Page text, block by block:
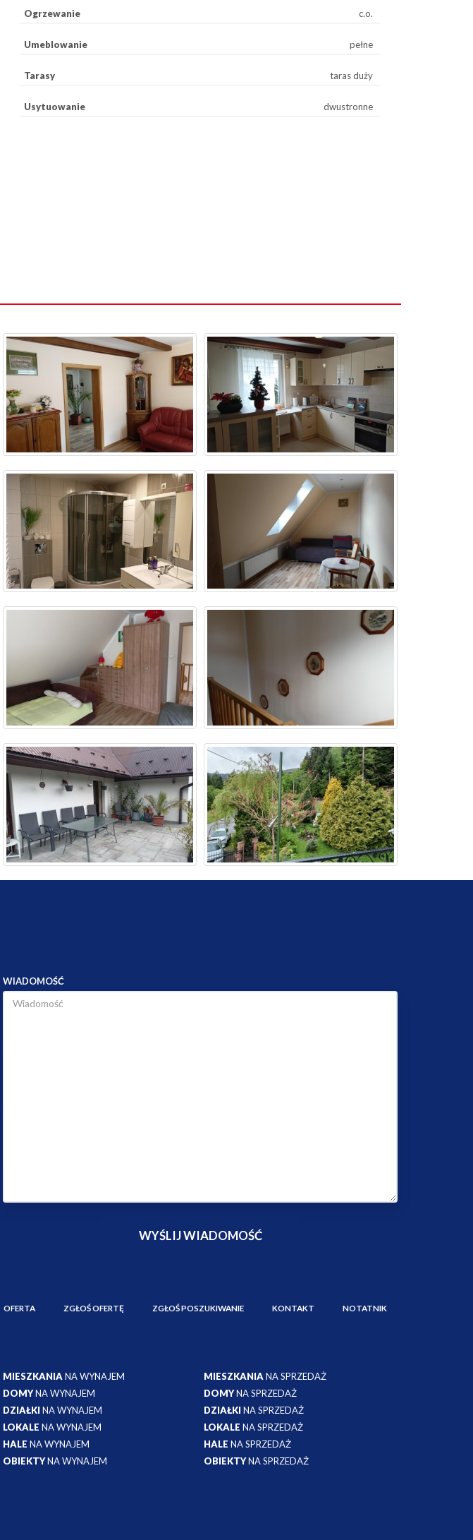
Ogrzewanie c.o.
Umeblowanie pełne
Tarasy taras duży
Usytuowanie dwustronne
WIADOMOŚĆ
OFERTA ZGŁOŚ OFERTĘ ZGŁOŚ POSZUKIWANIE KONTAKT NOTATNIK
MIESZKANIA NA WYNAJEM
DOMYNA WYNAJEM
DZIAŁKI NA WYNAJEM
LOKALE NA WYNAJEM
HALE NA WYNAJEM
OBIEKTYNA WYNAJEM
MIESZKANIA NA SPRZEDAŻ
DOMYNA SPRZEDAŻ
DZIAŁKI NA SPRZEDAŻ
LOKALE NA SPRZEDAŻ
HALE NA SPRZEDAŻ
OBIEKTYNA SPRZEDAŻ